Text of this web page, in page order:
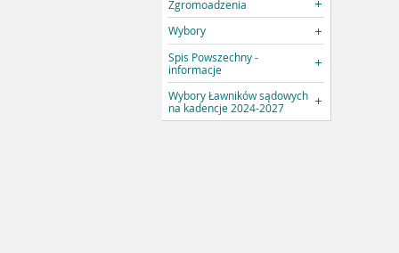
Zgromoadzenia
Wybory
Spis Powszechny -
informacje
Wybory Ławników sądowych
na kadencje 2024-2027